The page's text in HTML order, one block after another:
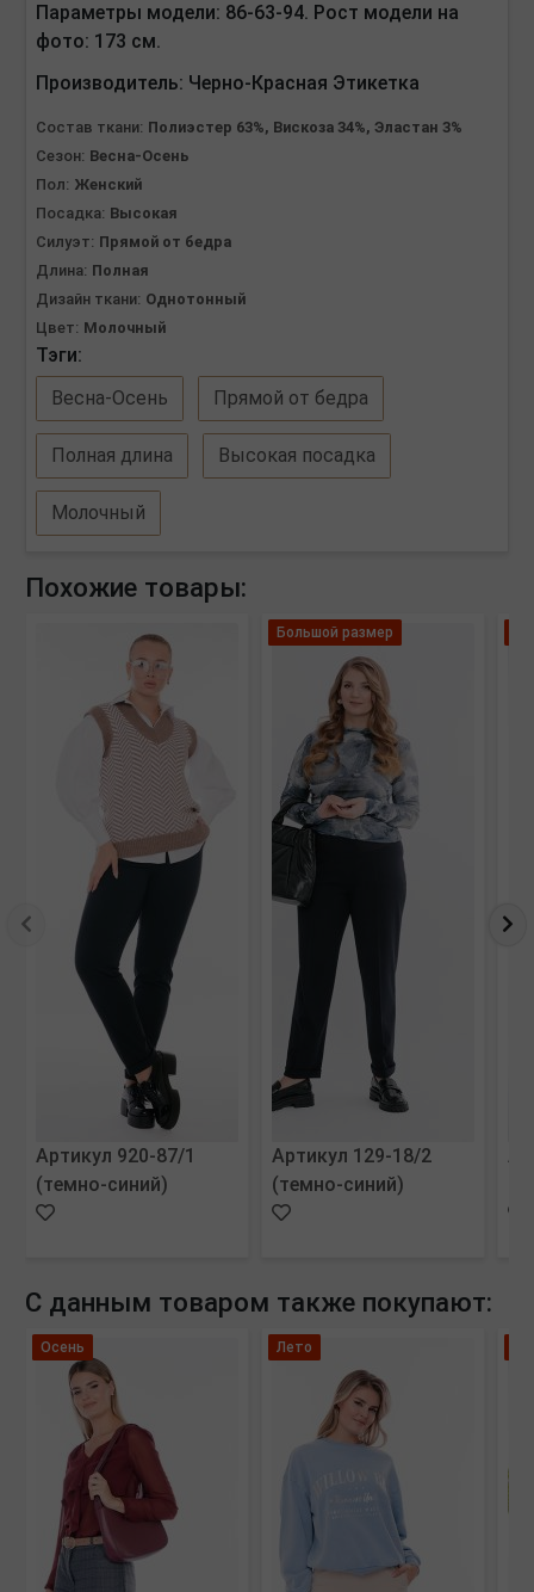
Параметры модели: 86-63-94. Рост модели на
фото: 173 см.
Производитель: Черно-Красная Этикетка
Состав ткани: Полиэстер 63%, Вискоза 34%, Эластан 3%
Сезон: Весна-Осень
Пол: Женский
Посадка: Высокая
Силуэт: Прямой от бедра
Длина: Полная
Дизайн ткани: Однотонный
Цвет: Молочный
Тэги:
Весна-Осень
Прямой от бедра
Полная длина Высокая посадка
Молочный
Похожие товары:
Артикул 920-87/1
(темно-синий)
Большой размер
Артикул 129-18/2
(темно-синий)
С данным товаром также покупают:
Осень Лето